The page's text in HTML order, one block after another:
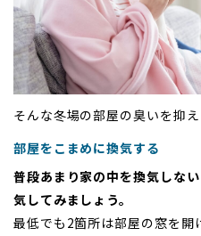
そんな冬場の部屋の臭いを抑
部屋をこまめに換気する
普段あまり家の中を換気しな
気してみましょう。
最低でも2箇所は部屋の窓を開